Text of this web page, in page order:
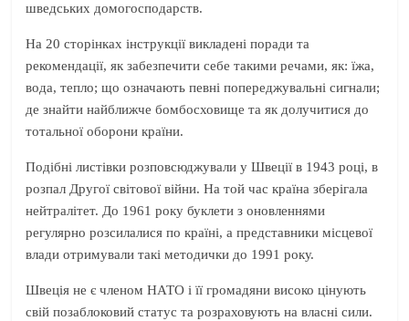
шведських домогосподарств.
На 20 сторінках інструкції викладені поради та
рекомендації, як забезпечити себе такими речами, як: їжа,
вода, тепло; що означають певні попереджувальні сигнали;
де знайти найближче бомбосховище та як долучитися до
тотальної оборони країни.
Подібні листівки розповсюджували у Швеції в 1943 році, в
розпал Другої світової війни. На той час країна зберігала
нейтралітет. До 1961 року буклети з оновленнями
регулярно розсилалися по країні, а представники місцевої
влади отримували такі методички до 1991 року.
Швеція не є членом НАТО і її громадяни високо цінують
свій позаблоковий статус та розраховують на власні сили.